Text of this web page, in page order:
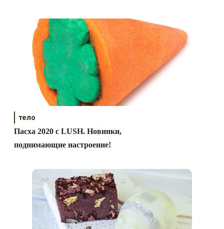
тело
Пасха 2020 с LUSH. Новинки,
поднимающие настроение!